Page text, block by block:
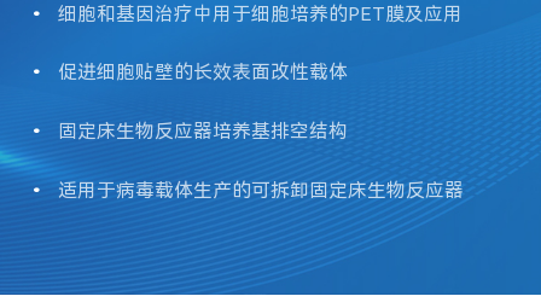
• 细胞和基因治疗中用于细胞培养的PET膜及应用
• 促进细胞贴壁的长效表面改性载体
• 固定床生物反应器培养基排空结构
• 适用于病毒载体生产的可拆卸固定床生物反应器